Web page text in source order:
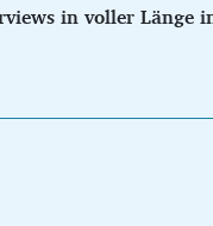
in voller Länge